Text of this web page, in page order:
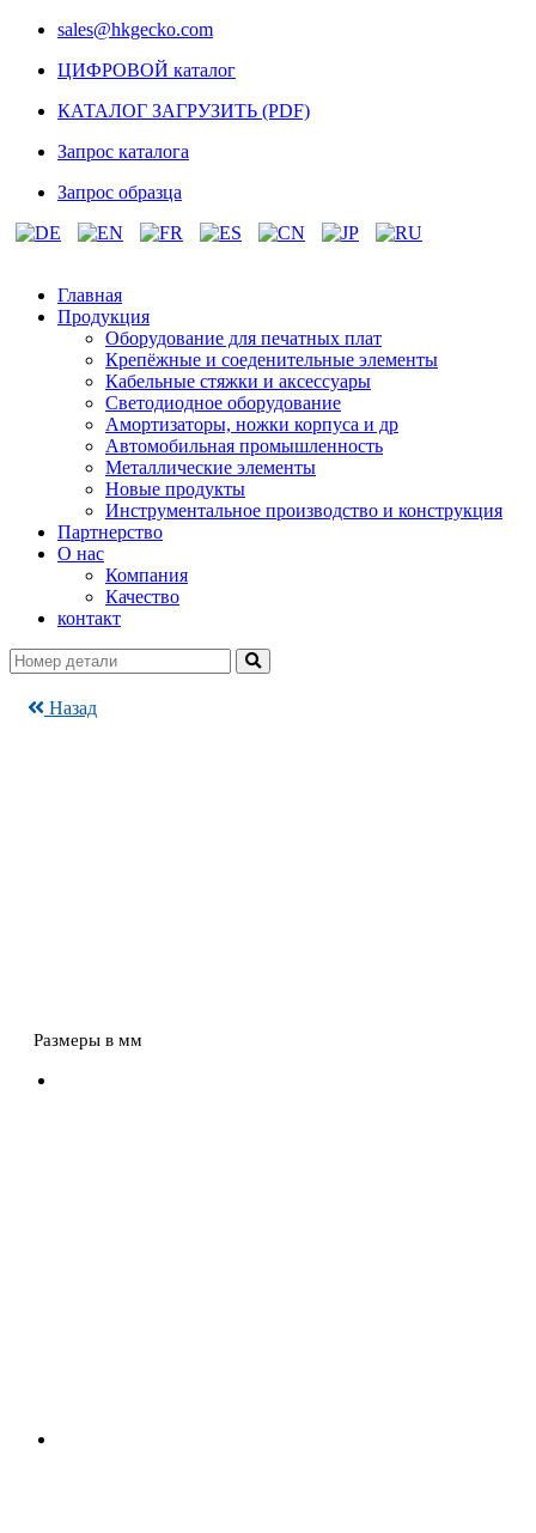
sales@hkgecko.com
ЦИФРОВОЙ каталог
КАТАЛОГ ЗАГРУЗИТЬ (PDF)
Запрос каталога
Запрос образца
Главная
Продукция
Оборудование для печатных плат
Крепёжные и соеденительные элементы
Кабельные стяжки и аксессуары
Светодиодное оборудование
Амортизаторы, ножки корпуса и др
Автомобильная промышленность
Металлические элементы
Новые продукты
Инструментальное производство и конструкция
Партнерство
О нас
Компания
Качество
контакт
Назад
Размеры в мм